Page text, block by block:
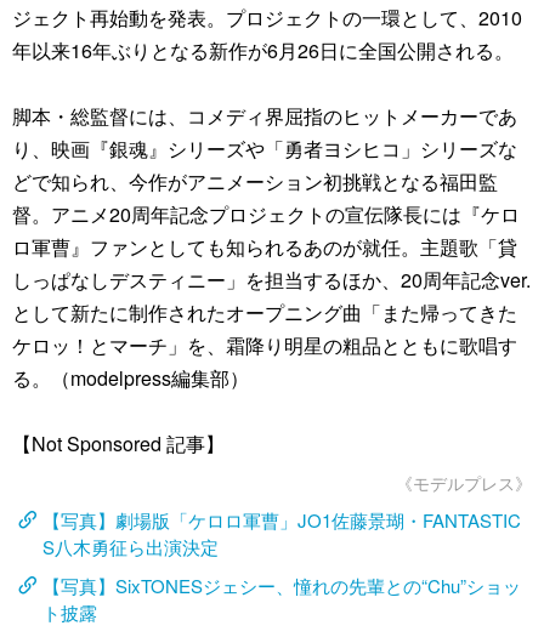
ジェクト再始動を発表。プロジェクトの一環として、2010
年以来16年ぶりとなる新作が6月26日に全国公開される。
脚本・総監督には、コメディ界屈指のヒットメーカーであ
り、映画『銀魂』シリーズや「勇者ヨシヒコ」シリーズな
どで知られ、今作がアニメーション初挑戦となる福田監
督。アニメ20周年記念プロジェクトの宣伝隊長には『ケロ
ロ軍曹』ファンとしても知られるあのが就任。主題歌「貸
しっぱなしデスティニー」を担当するほか、20周年記念ver.
として新たに制作されたオープニング曲「また帰ってきた
ケロッ！とマーチ」を、霜降り明星の粗品とともに歌唱す
る。（modelpress編集部）
【Not Sponsored 記事】
《モデルプレス》
【写真】劇場版「ケロロ軍曹」JO1佐藤景瑚・FANTASTIC
S八木勇征ら出演決定
【写真】SixTONESジェシー、憧れの先輩との“Chu”ショッ
ト披露